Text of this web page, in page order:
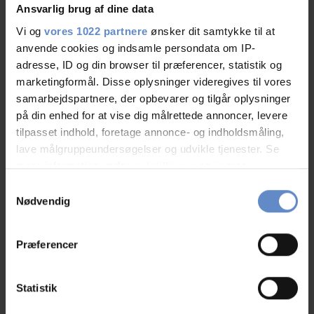
Ansvarlig brug af dine data
Vi og vores 1022 partnere ønsker dit samtykke til at
anvende cookies og indsamle persondata om IP-
adresse, ID og din browser til præferencer, statistik og
marketingformål. Disse oplysninger videregives til vores
samarbejdspartnere, der opbevarer og tilgår oplysninger
på din enhed for at vise dig målrettede annoncer, levere
tilpasset indhold, foretage annonce- og indholdsmåling,
lave målgruppeundersøgelser og udvikle tjenester. Se
mere information underindstillingerog i vores
tilbage eller ændre indstillinger fra vores
"Cookiedeklaration", eller ved at trykke på "Privacy
Indsamle præcise oplysninger om din placering,
Nødvendig
Præferencer
Statistik
Kenneth
Family with children, DK
31.Jul.2026
8,33 out of 10